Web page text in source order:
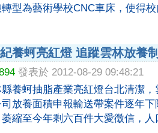
型為藝術學校CNC車床，使得
養蚵亮紅燈 追蹤雲林放養
發表於 2012-08-29 09:48:21
養蚵抽脂產業亮紅燈台北清潔
放養面積申報輸送帶案件逐年
縮至今年剩六百件大愛徵信，